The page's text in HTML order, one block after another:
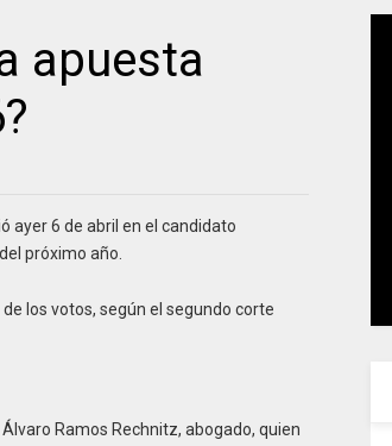
apuesta
ayer 6 de abril en el candidato
próximo año.
los votos, según el segundo corte
Ramos Rechnitz, abogado, quien